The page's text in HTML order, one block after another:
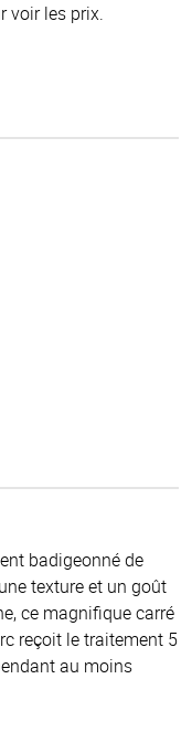
voir les prix.
badigeonné de
texture et un goût
ce magnifique carré
reçoit le traitement 5
au moins